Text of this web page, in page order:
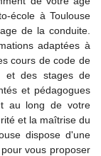
école à Toulouse
de la conduite.
adaptées à
cours de code de
et des stages de
et pédagogues
au long de votre
et la maîtrise du
dispose d'une
vous proposer